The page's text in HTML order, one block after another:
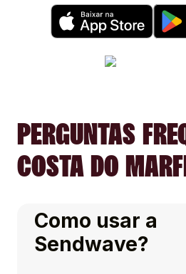
PERGUNTAS
COSTA DO
Como usar a
Sendwave?